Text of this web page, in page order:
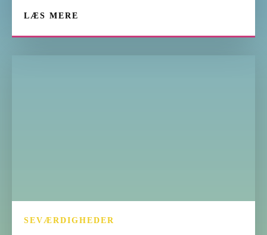
LÆS MERE
SEVÆRDIGHEDER